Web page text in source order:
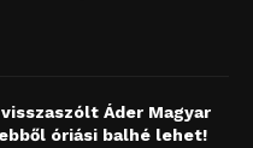
Áder Magyar
óriási balhé lehet!